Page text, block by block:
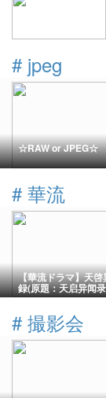
# jpeg
☆RAW or JPEG☆
# 華流
【華流ドラマ】天啓
録(原題：天启异闻
# 撮影会